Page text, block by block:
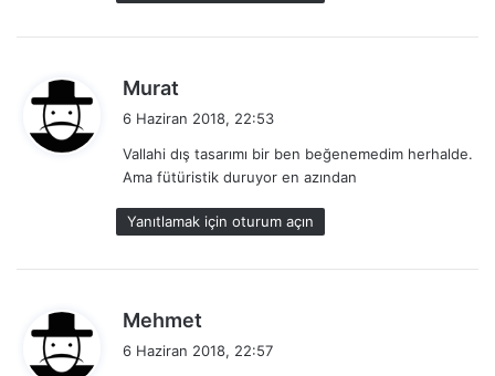
Murat
i
k
i
:
6 Haziran 2018, 22:53
Vallahi dış tasarımı bir ben beğenemedim herhalde.
Ama fütüristik duruyor en azından
Yanıtlamak için oturum açın
Mehmet
6 Haziran 2018, 22:57